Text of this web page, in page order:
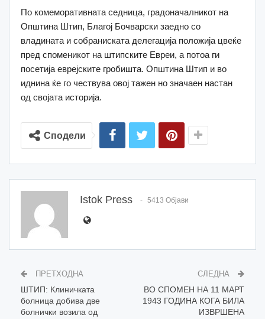
По комеморативната седница, градоначалникот на
Општина Штип, Благој Бочварски заедно со
владината и собраниската делегација положија цвеќе
пред споменикот на штипските Евреи, а потоа ги
посетија еврејските гробишта. Општина Штип и во
иднина ќе го чествува овој тажен но значаен настан
од својата историја.
Сподели
Istok Press 5413 Објави
ПРЕТХОДНА
ШТИП: Клиничката
болница добива две
болнички возила од
СЛЕДНА
ВО СПОМЕН НА 11 МАРТ
1943 ГОДИНА КОГА БИЛА
ИЗВРШЕНА